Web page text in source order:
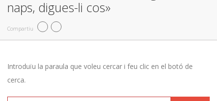
naps, digues-li cos»
Compartiu
Introduïu la paraula que voleu cercar i feu clic en el botó de
cerca.